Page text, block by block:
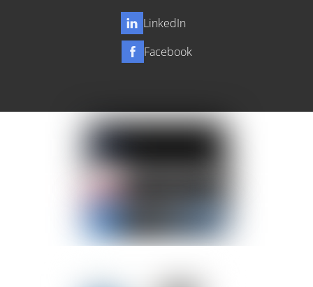
LinkedIn
Facebook